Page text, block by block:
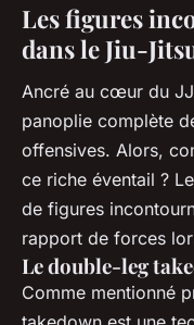
Les figures
dans le Jiu-
Ancré au cœur du
panoplie complète
offensives. Alors,
ce riche éventail ?
de figures
rapport de forces
Le double-leg
Comme mentionné